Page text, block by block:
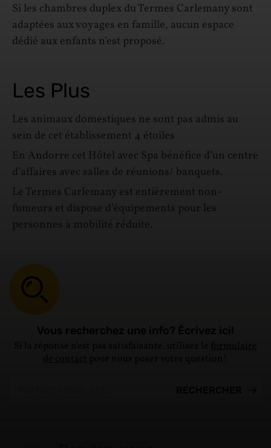
Si les chambres duplex du Termes Carlemany sont
adaptées aux voyages en famille, aucun espace
dédié aux enfants n’est proposé.
Les Plus
Les animaux domestiques ne sont pas admis au
sein de cet établissement 4 étoiles
En Andorre cet Hôtel avec Spa bénéfice d’un centre
d’affaires avec salles de réunions/ banquets.
Le Termes Carlemany est entièrement non-
fumeurs et dispose d’équipements pour les
personnes à mobilité réduite.